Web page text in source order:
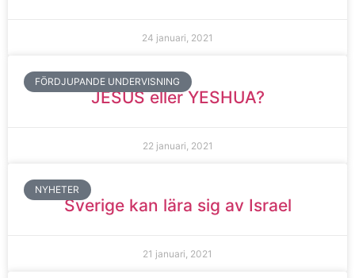
24 januari, 2021
FÖRDJUPANDE UNDERVISNING
JESUS eller YESHUA?
22 januari, 2021
NYHETER
Sverige kan lära sig av Israel
21 januari, 2021